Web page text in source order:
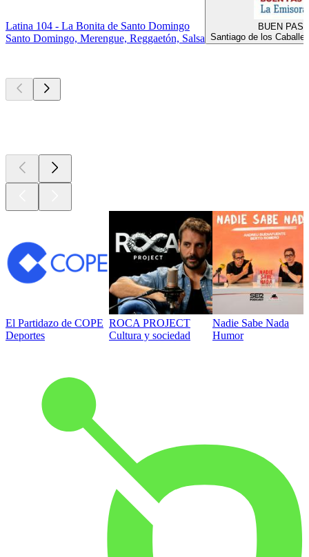
Latina 104 - La Bonita de Santo Domingo
Santo Domingo, Merengue, Reggaetón, Salsa
BUEN
Santiago de los
El Partidazo de COPE
Deportes
ROCA PROJECT
Cultura y sociedad
Nadie Sabe Nada
Humor